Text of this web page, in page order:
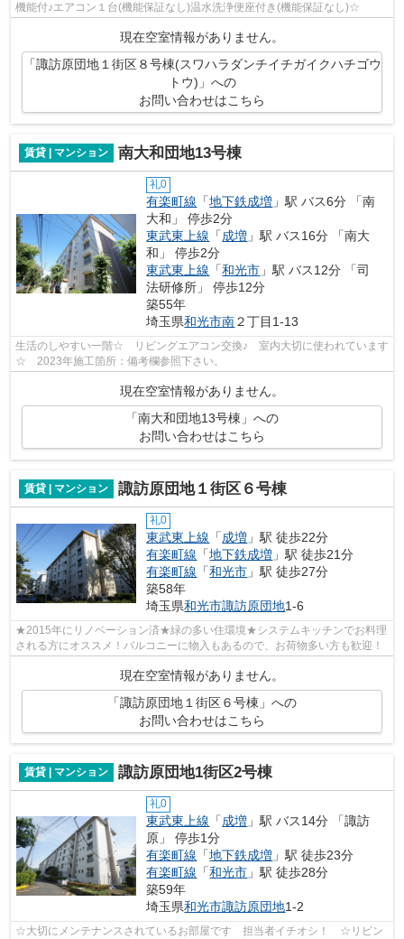
機能付♪エアコン１台(機能保証なし)温水洗浄便座付き(機能保証なし)☆
現在空室情報がありません。
「諏訪原団地１街区８号棟(スワハラダンチイチガイクハチゴウ
トウ)」への
お問い合わせはこちら
賃貸 | マンション 南大和団地13号棟
礼0
有楽町線 「地下鉄成増 」駅 バス6分 「南
大和」 停歩2分
東武東上線 「成増 」駅 バス16分 「南大
和」 停歩2分
東武東上線 「和光市 」駅 バス12分 「司
法研修所」 停歩12分
築55年
埼玉県和光市南２丁目1-13
生活のしやすい一階☆ リビングエアコン交換♪ 室内大切に使われています
☆ 2023年施工箇所：備考欄参照下さい。
現在空室情報がありません。
「南大和団地13号棟」への
お問い合わせはこちら
賃貸 | マンション 諏訪原団地１街区６号棟
礼0
東武東上線 「成増 」駅 徒歩22分
有楽町線 「地下鉄成増 」駅 徒歩21分
有楽町線 「和光市 」駅 徒歩27分
築58年
埼玉県和光市諏訪原団地1-6
★2015年にリノベーション済★緑の多い住環境★システムキッチンでお料理
される方にオススメ！バルコニーに物入もあるので、お荷物多い方も歓迎！
現在空室情報がありません。
「諏訪原団地１街区６号棟」への
お問い合わせはこちら
賃貸 | マンション 諏訪原団地1街区2号棟
礼0
東武東上線 「成増 」駅 バス14分 「諏訪
原」 停歩1分
有楽町線 「地下鉄成増 」駅 徒歩23分
有楽町線 「和光市 」駅 徒歩28分
築59年
埼玉県和光市諏訪原団地1-2
☆大切にメンテナンスされているお部屋です 担当者イチオシ！ ☆リビン